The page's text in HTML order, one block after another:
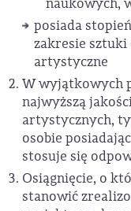
naukowych,
posiada
zakresie sztuki
artystyczne
W wyjątkowych
najwyższą
artystycznych,
osobie
stosuje się
Osiągnięcie, o
stanowić